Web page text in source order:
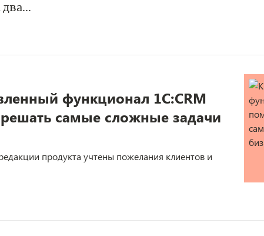
функционал 1С:CRM
самые сложные задачи
продукта учтены пожелания клиентов и